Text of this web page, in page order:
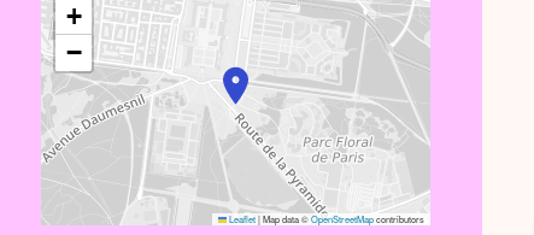
+
−
Leaflet|Map data ©OpenStreetMapcontributors